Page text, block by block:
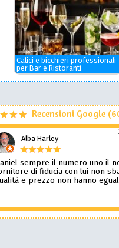
Calici e bicchieri professionali
per Bar e Ristoranti
Recensioni Google
Alba Harley
sempre il numero uno il
di fiducia con lui non
e prezzo non hanno